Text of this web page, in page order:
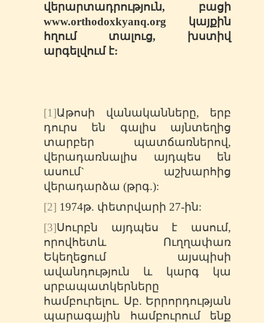
վերարտադրություն, բացի
www.orthodoxkyanq.org կայքին
հղում տալուց,
խստիվ
արգելվում է:
[1]Աթոսի վանականները, երբ
դուրս են գալիս այնտեղից
տարբեր պատճառներով,
վերադառնալիս այդպես են
ասում` աշխարհից
վերադարձա (թրգ.):
[2] 1974թ. փետրվարի 27-ին:
[3]Սուրբն այդպես է ասում,
որովհետև Ուղղափառ
Եկեղեցում այսպիսի
ավանդություն և կարգ կա
սրբապատկերները
համբուրելու. Սբ. Երրորդության
պարագային համբուրում ենք